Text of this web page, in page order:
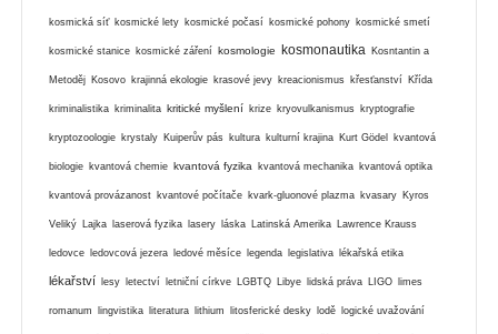
kosmická síť kosmické lety kosmické počasí kosmické pohony kosmické smetí
kosmické stanice kosmické záření kosmologie kosmonautika Kosntantin a
Metoděj Kosovo krajinná ekologie krasové jevy kreacionismus křesťanství Křída
kriminalistika kriminalita kritické myšlení krize kryovulkanismus kryptografie
kryptozoologie krystaly Kuiperův pás kultura kulturní krajina Kurt Gödel kvantová
biologie kvantová chemie kvantová fyzika kvantová mechanika kvantová optika
kvantová provázanost kvantové počítače kvark-gluonové plazma kvasary Kyros
Veliký Lajka laserová fyzika lasery láska Latinská Amerika Lawrence Krauss
ledovce ledovcová jezera ledové měsíce legenda legislativa lékařská etika
lékařství lesy letectví letniční církve LGBTQ Libye lidská práva LIGO limes
romanum lingvistika literatura lithium litosferické desky lodě logické uvažování